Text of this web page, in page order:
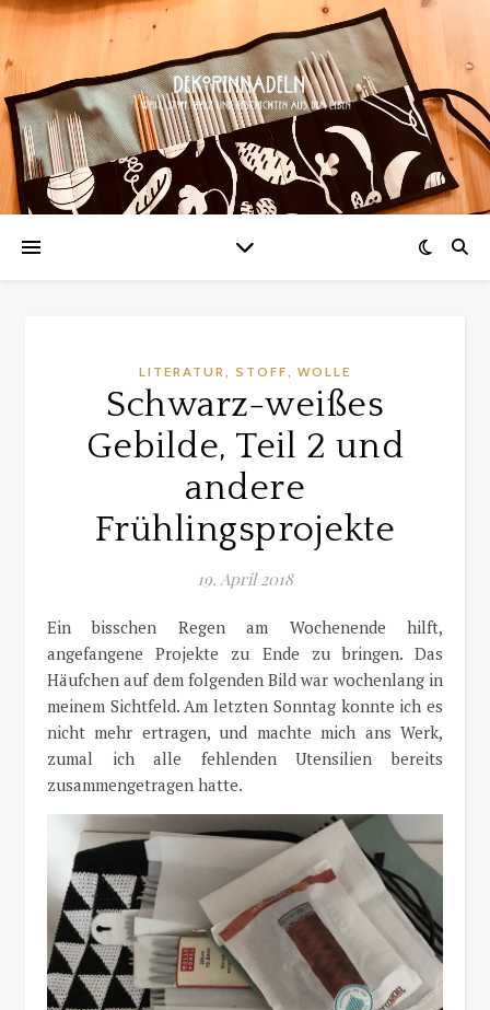
LITERATUR, STOFF, WOLLE
Schwarz-weißes
Gebilde, Teil 2 und
andere
Frühlingsprojekte
19. April 2018
Ein bisschen Regen am Wochenende hilft,
angefangene Projekte zu Ende zu bringen. Das
Häufchen auf dem folgenden Bild war wochenlang in
meinem Sichtfeld. Am letzten Sonntag konnte ich es
nicht mehr ertragen, und machte mich ans Werk,
zumal ich alle fehlenden Utensilien bereits
zusammengetragen hatte.